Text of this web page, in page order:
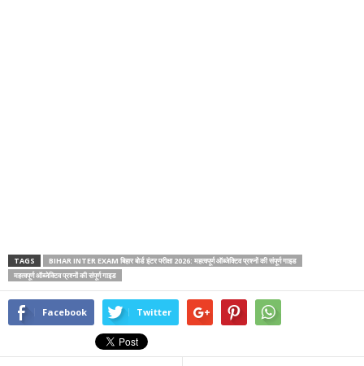
TAGS
BIHAR INTER EXAM बिहार बोर्ड इंटर परीक्षा 2026: महत्वपूर्ण ऑब्जेक्टिव प्रश्नों की संपूर्ण गाइड
महत्वपूर्ण ऑब्जेक्टिव प्रश्नों की संपूर्ण गाइड
Facebook Twitter